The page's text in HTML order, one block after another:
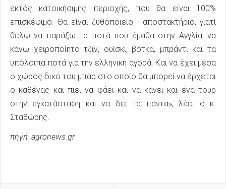
εκτός κατοικήσιμης περιοχής, που θα είναι 100%
επισκέψιμο. Θα είναι ζυθοποιείο - αποστακτήριο, γιατί
θέλω να παράξω τα ποτά που έμαθα στην Αγγλία, να
κάνω χειροποίητο τζιν, ουίσκι, βότκα, μπράντι και τα
υπόλοιπα ποτά για την ελληνική αγορά. Και να έχει μέσα
ο χώρος δικό του μπαρ στο οποίο θα μπορεί να έρχεται
ο καθένας και πιει να φάει και να κάνει και ένα τουρ
στην εγκατάσταση και να δει τα πάντα», λέει ο κ.
Σταθώρης.
πηγή: agronews.gr